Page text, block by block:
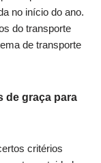
no início do ano.
do transporte
de transporte
de graça para
critérios